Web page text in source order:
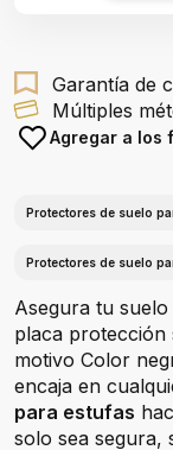
Garantía de
Múltiples
Agregar a los
Protectores de suelo
Protectores de suelo
Asegura tu
placa
motivo Color
encaja en
para estufas
solo sea segura,